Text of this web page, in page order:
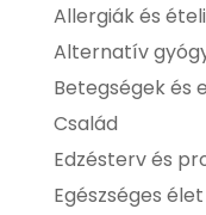
Allergiák és
Alternatív
Betegségek és
Család
Edzésterv és
Egészséges